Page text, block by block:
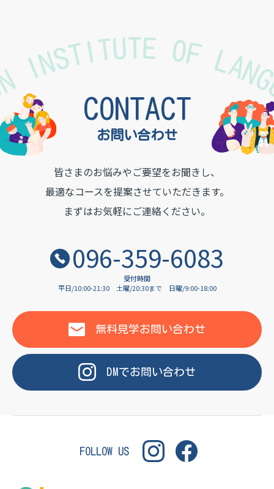
INSTITUTE OF
お問い合わせ
CONTACT
皆さまのお悩みやご要望をお聞きし、
最適なコースを提案させていただきます。
まずはお気軽にご連絡ください。
096-359-6083
受付時間
平日/10:00-21:30
土曜/20:30まで 日曜/9:00-18:00
無料見学お問い合わせ
DMでお問い合わせ
FOLLOW US